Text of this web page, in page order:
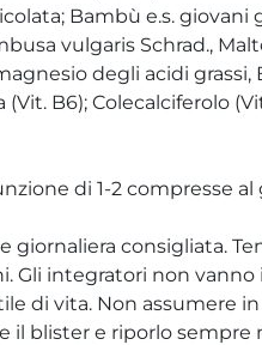
Bambù e.s.
vulgaris Schrad.,
degli acidi grassi,
B6); Colecalciferolo
di 1-2 compresse al
giornaliera consigliata.
Gli integratori non
di vita. Non assumere
il blister e riporlo sempre